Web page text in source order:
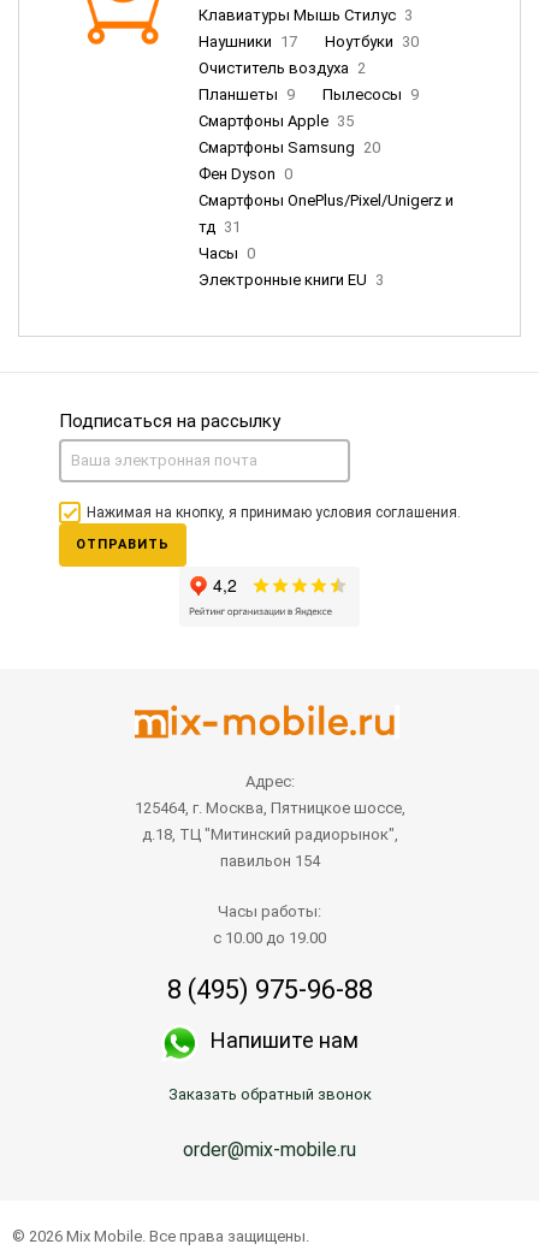
Написать продавцу
Клавиатуры Мышь Стилус 3
Наушники 17 Ноутбуки 30
Очиститель воздуха 2
Планшеты 9 Пылесосы 9
Смартфоны Apple 35
Смартфоны Samsung 20
Фен Dyson 0
Смартфоны OnePlus/Pixel/Unigerz и
тд 31
Часы 0
Электронные книги EU 3
Подписаться на рассылку
Нажимая на кнопку, я принимаю условия соглашения.
ОТПРАВИТЬ
Адрес:
125464, г. Москва, Пятницкое шоссе,
д.18, ТЦ "Митинский радиорынок",
павильон 154
Часы работы:
с 10.00 до 19.00
8 (495) 975-96-88
Напишите нам
Заказать обратный звонок
order@mix-mobile.ru
© 2026 Mix Mobile. Все права защищены.